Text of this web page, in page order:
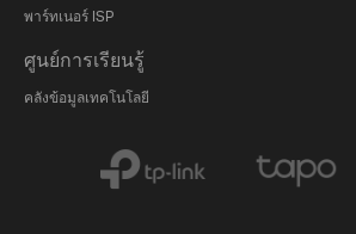
พาร์ทเนอร์ ISP
ศูนย์การเรียนรู้
คลังข้อมูลเทคโนโลยี